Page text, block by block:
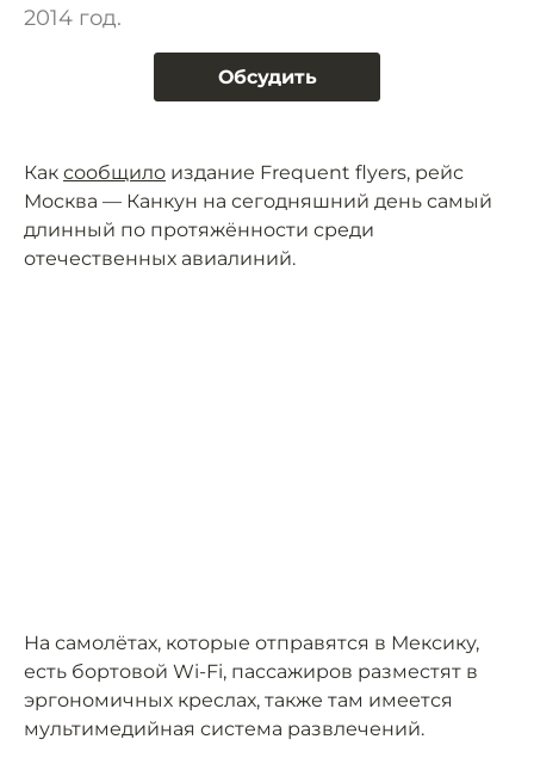
2014 год.
Обсудить
Как сообщило издание Frequent flyers, рейс
Москва — Канкун на сегодняшний день самый
длинный по протяжённости среди
отечественных авиалиний.
На самолётах, которые отправятся в Мексику,
есть бортовой Wi-Fi, пассажиров разместят в
эргономичных креслах, также там имеется
мультимедийная система развлечений.